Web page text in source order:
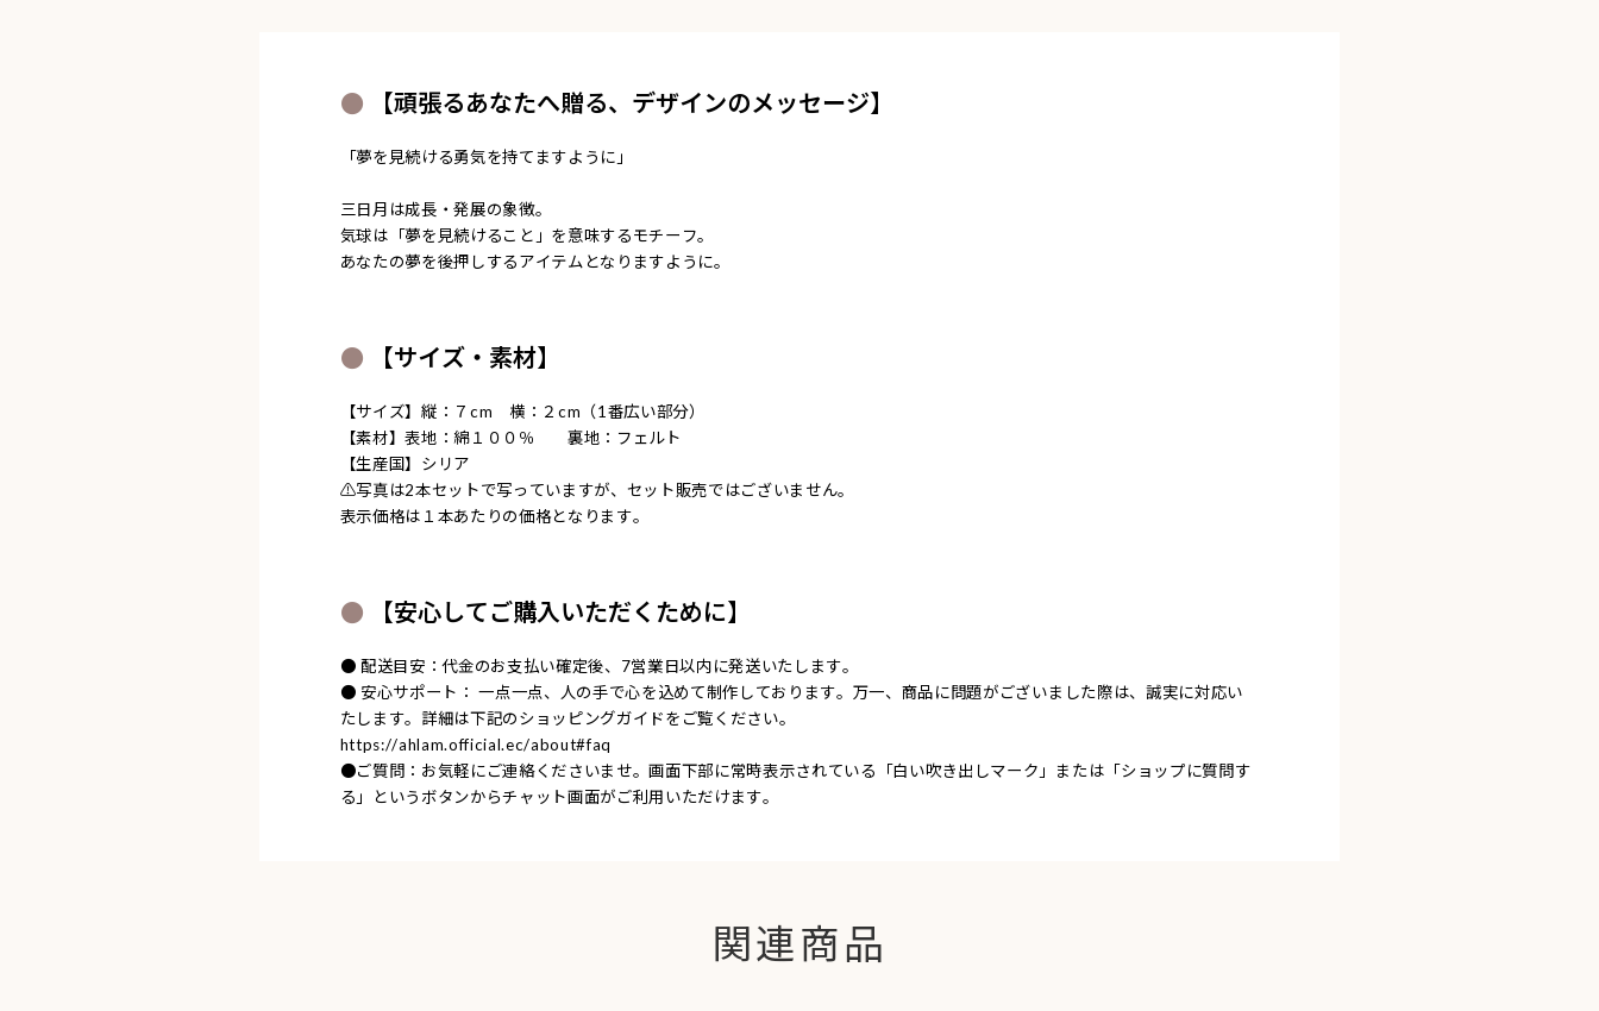
【頑張るあなたへ贈る、デザインのメッセージ】
「夢を見続ける勇気を持てますように」
三日月は成長・発展の象徴。
気球は「夢を見続けること」を意味するモチーフ。
あなたの夢を後押しするアイテムとなりますように。
【サイズ・素材】
【サイズ】縦：７cm 横：２cm（1番広い部分）
【素材】表地：綿１００％ 裏地：フェルト
【生産国】シリア
⚠︎写真は2本セットで写っていますが、セット販売ではございません。
表示価格は１本あたりの価格となります。
【安心してご購入いただくために】
● 配送目安：代金のお支払い確定後、7営業日以内に発送いたします。
● 安心サポート： 一点一点、人の手で心を込めて制作しております。万一、商品に問題がございました際は、誠実に対応い
たします。詳細は下記のショッピングガイドをご覧ください。
https://ahlam.official.ec/about#faq
●ご質問：お気軽にご連絡くださいませ。画面下部に常時表示されている「白い吹き出しマーク」または「ショップに質問す
る」というボタンからチャット画面がご利用いただけます。
関連商品